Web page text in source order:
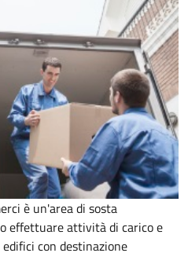
è un'area di sosta
effettuare attività di carico e
con destinazione